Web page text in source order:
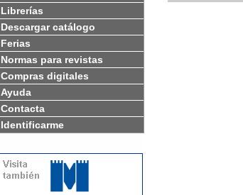
Librerías
Descargar catálogo
Ferias
Normas para revistas
Compras digitales
Ayuda
Contacta
Identificarme